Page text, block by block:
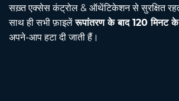
सख़्त एक्सेस कंट्रोल & ऑथेंटिकेशन से सुरक्षित
साथ ही सभी फ़ाइलेंरूपांतरण के बाद 120 मिनट के
अपने-आप हटा दी जाती हैं।